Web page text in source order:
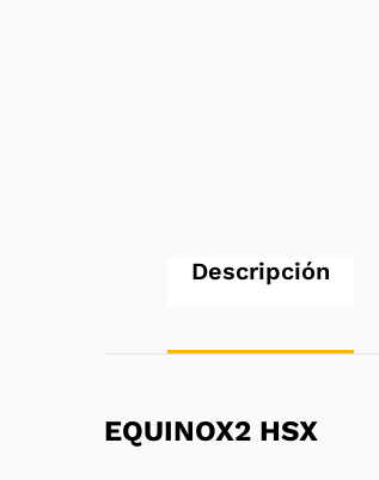
Descripción
EQUINOX2 HSX